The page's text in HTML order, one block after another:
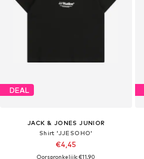
DEAL
JACK & JONES JUNIOR
Shirt 'JJESOHO'
€4,45
Oorspronkelijk: €11,90